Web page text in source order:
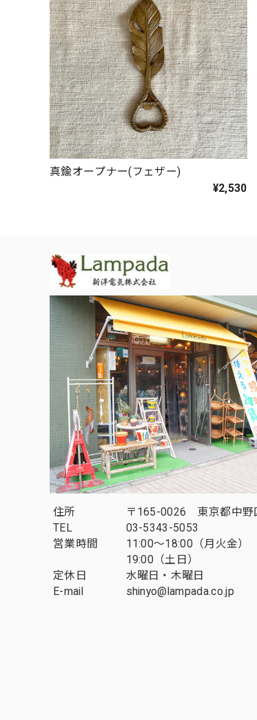
真鍮オープナー(フェザー)
¥2,530
住所
〒165-0026 東京都中野
TEL
03-5343-5053
営業時間
11:00～18:00（月火金
19:00（土日）
定休日
水曜日・木曜日
E-mail
shinyo@lampada.co.jp